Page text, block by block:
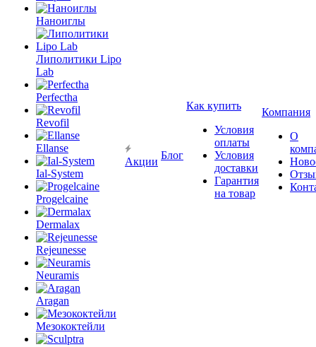
Наноиглы
Липолитики Lipo
Lab
Perfectha
Revofil
Ellanse
Ial-System
Progelcaine
Dermalax
Rejeunesse
Neuramis
Aragan
Мезококтейли
Акции
Блог
Как купить
Условия
оплаты
Условия
доставки
Гарантия
на товар
Компания
О